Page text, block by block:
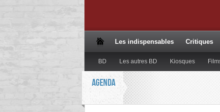
Les indispensables Critiques
BD Les autres BD Kiosques
AGENDA